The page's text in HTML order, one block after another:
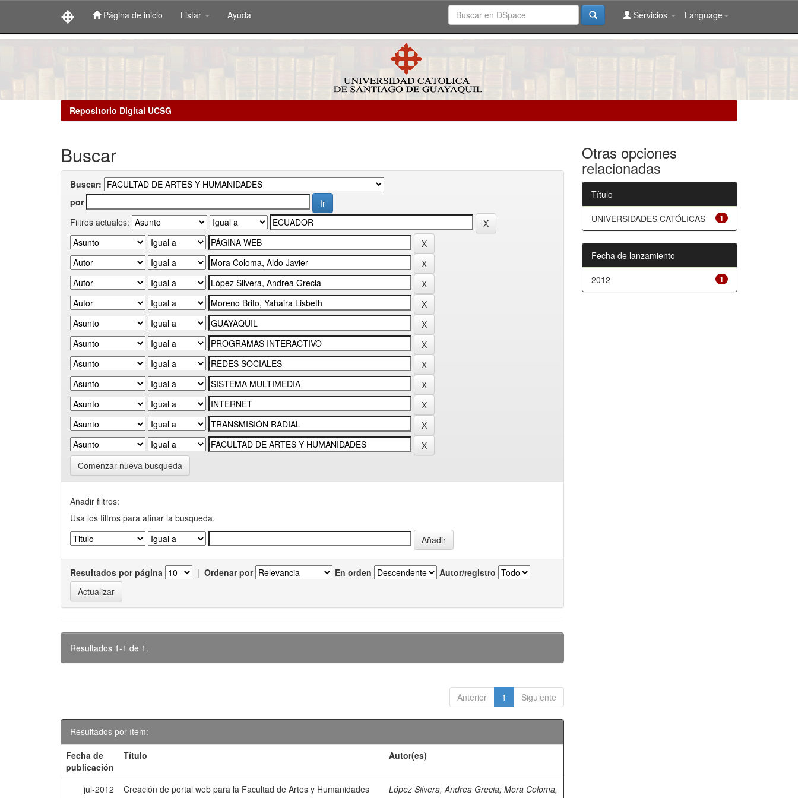
Página de inicio Listar Ayuda Language
Servicios
Repositorio Digital UCSG
Buscar
Buscar:
por
Filtros actuales:
Comenzar nueva busqueda
Añadir filtros:
Usa los filtros para afinar la busqueda.
Resultados por página | Ordenar por En orden Autor/registro
Resultados 1-1 de 1.
Anterior 1 Siguiente
Resultados por ítem:
Fecha de
publicación
Título Autor(es)
jul-2012
Creación de portal web para la Facultad de Artes y Humanidades
López Silvera, Andrea Grecia;Mora Coloma,
Otras opciones
relacionadas
Título
1
UNIVERSIDADES CATÓLICAS
Fecha de lanzamiento
1
2012